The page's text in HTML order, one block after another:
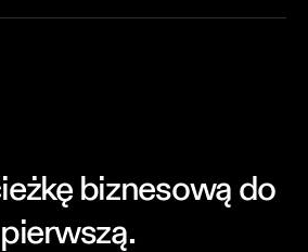
biznesową do